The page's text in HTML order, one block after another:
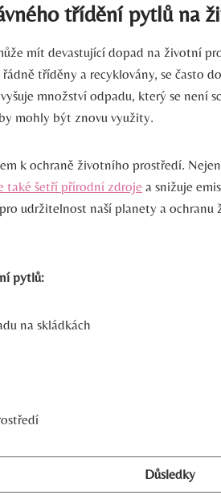
třídění pytlů na
mít devastující dopad na životní
tříděny a recyklovány, se často
množství odpadu, který se není
mohly být znovu využity.
k ochraně životního prostředí.
také šetří přírodní zdroje a snižuje
udržitelnost naší planety a
pytlů:
na skládkách
Důsledky